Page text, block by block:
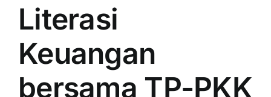
Literasi
Keuangan
bersama TP-PKK